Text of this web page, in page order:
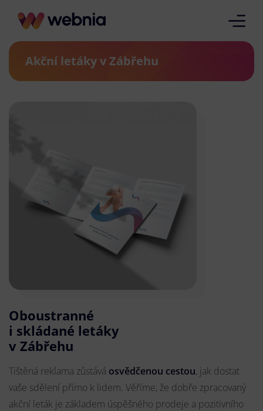
Akční letáky v Zábřehu
Oboustranné
i skládané letáky
v Zábřehu
Tištěná reklama zůstává osvědčenou cestou, jak dostat
vaše sdělení přímo k lidem. Věříme, že dobře zpracovaný
akční leták je základem úspěšného prodeje a pozitivního